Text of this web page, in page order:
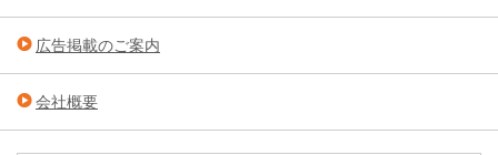
広告掲載のご案内
会社概要